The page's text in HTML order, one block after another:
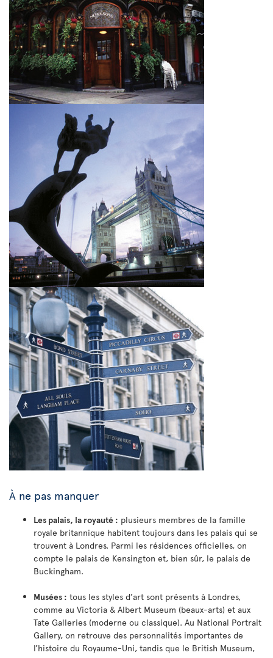
À ne pas manquer
Les palais, la royauté : plusieurs membres de la famille
royale britannique habitent toujours dans les palais qui se
trouvent à Londres. Parmi les résidences officielles, on
compte le palais de Kensington et, bien sûr, le palais de
Buckingham.
Musées : tous les styles d’art sont présents à Londres,
comme au Victoria & Albert Museum (beaux-arts) et aux
Tate Galleries (moderne ou classique). Au National Portrait
Gallery, on retrouve des personnalités importantes de
l’histoire du Royaume-Uni, tandis que le British Museum,